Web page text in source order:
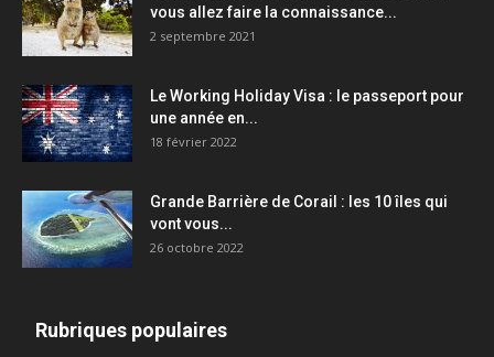
vous allez faire la connaissance...
2 septembre 2021
Le Working Holiday Visa : le passeport pour
une année en...
18 février 2022
Grande Barrière de Corail : les 10 îles qui
vont vous...
26 octobre 2022
Rubriques populaires